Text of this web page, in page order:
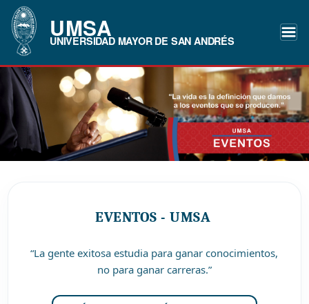
UMSA
UNIVERSIDAD MAYOR DE SAN ANDRÉS
EVENTOS - UMSA
“La gente exitosa estudia para ganar conocimientos,
no para ganar carreras.”